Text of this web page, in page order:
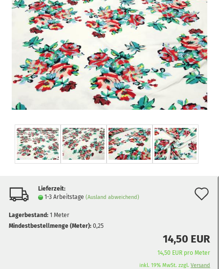
Lieferzeit:
1-3 Arbeitstage (Ausland abweichend)
Lagerbestand: 1 Meter
Mindestbestellmenge (Meter): 0,25
14,50 EUR
14,50 EUR pro Meter
inkl. 19% MwSt. zzgl. Versand